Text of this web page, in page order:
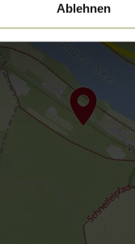
Ablehnen